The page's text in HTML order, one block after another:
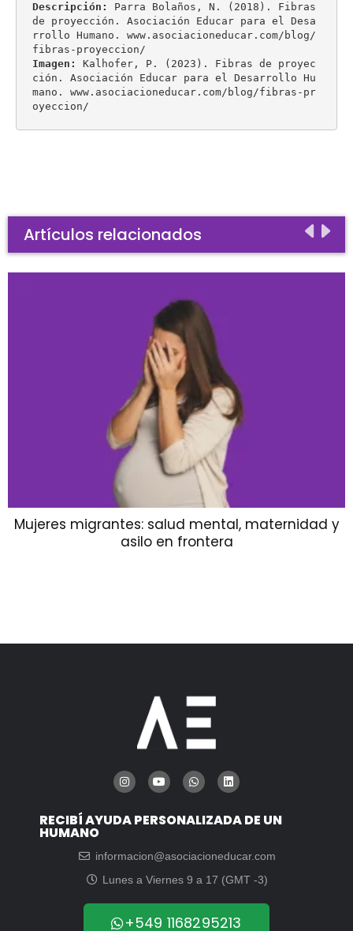
Descripción:
Parra Bolaños, N. (2018). Fibras
de proyección. Asociación Educar para el Desa
rrollo Humano. www.asociacioneducar.com/blog/
Imagen:
Kalhofer, P. (2023). Fibras de proyec
ción. Asociación Educar para el Desarrollo Hu
mano. www.asociacioneducar.com/blog/fibras-pr
oyeccion/
Artículos relacionados
Mujeres migrantes: salud mental, maternidad y
asilo en frontera
RECIBÍ AYUDA PERSONALIZADA DE UN
HUMANO
informacion@asociacioneducar.com
Lunes a Viernes 9 a 17 (GMT -3)
+549 1168295213